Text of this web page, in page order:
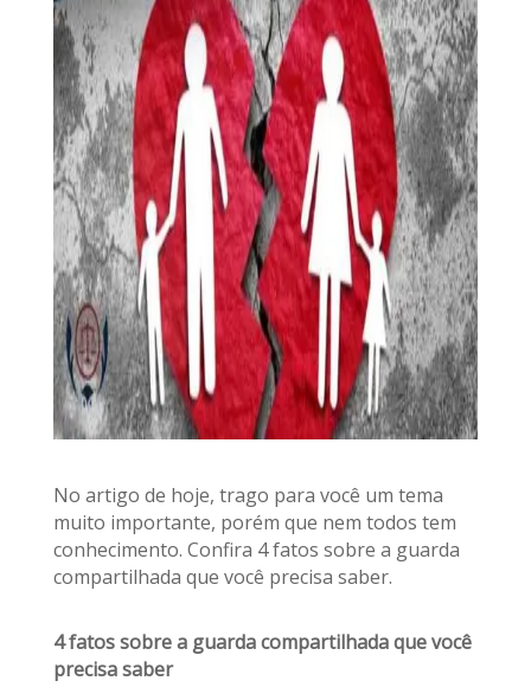
No artigo de hoje, trago para você um tema
muito importante, porém que nem todos tem
conhecimento. Confira 4 fatos sobre a guarda
compartilhada que você precisa saber.
4 fatos sobre a guarda compartilhada que você
precisa saber